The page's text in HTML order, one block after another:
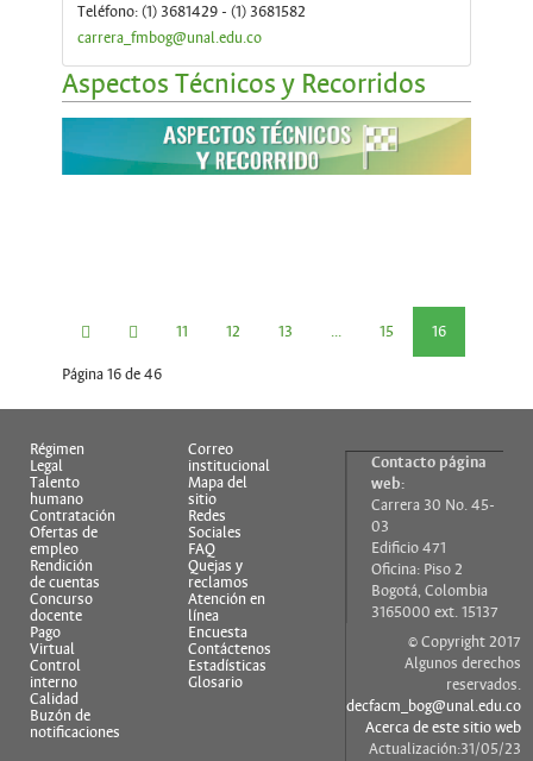
Teléfono: (1) 3681429 - (1) 3681582
carrera_fmbog@unal.edu.co
Aspectos Técnicos y Recorridos
11 12 13 ... 15 16
Página 16 de 46
Régimen
Legal
Talento
humano
Contratación
Ofertas de
empleo
Rendición
de cuentas
Concurso
docente
Pago
Virtual
Control
interno
Calidad
Buzón de
notificaciones
Correo
institucional
Mapa del
sitio
Redes
Sociales
FAQ
Quejas y
reclamos
Atención en
línea
Encuesta
Contáctenos
Estadísticas
Glosario
Contacto página
web:
Carrera 30 No. 45-
03
Edificio 471
Oficina: Piso 2
Bogotá, Colombia
3165000 ext. 15137
© Copyright 2017
Algunos derechos
reservados.
decfacm_bog@unal.edu.co
Acerca de este sitio web
Actualización:31/05/23